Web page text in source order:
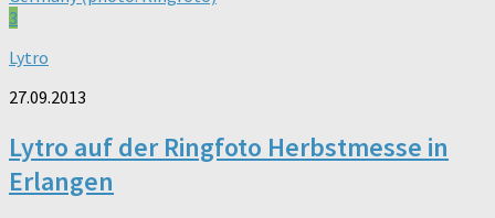
3
Lytro
27.09.2013
Lytro auf der Ringfoto Herbstmesse in
Erlangen